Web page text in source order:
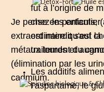
fut à l’origine de
chez les enfants;
est interdit sauf
traitement du
Les additifs
l’aspartame, le
Je pense en particulier
extraordinaire qu’est
métaux lourds et
(élimination par les
cadmium.